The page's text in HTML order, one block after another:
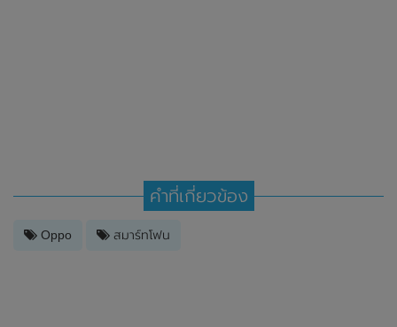
คำที่เกี่ยวข้อง
Oppo สมาร์ทโฟน